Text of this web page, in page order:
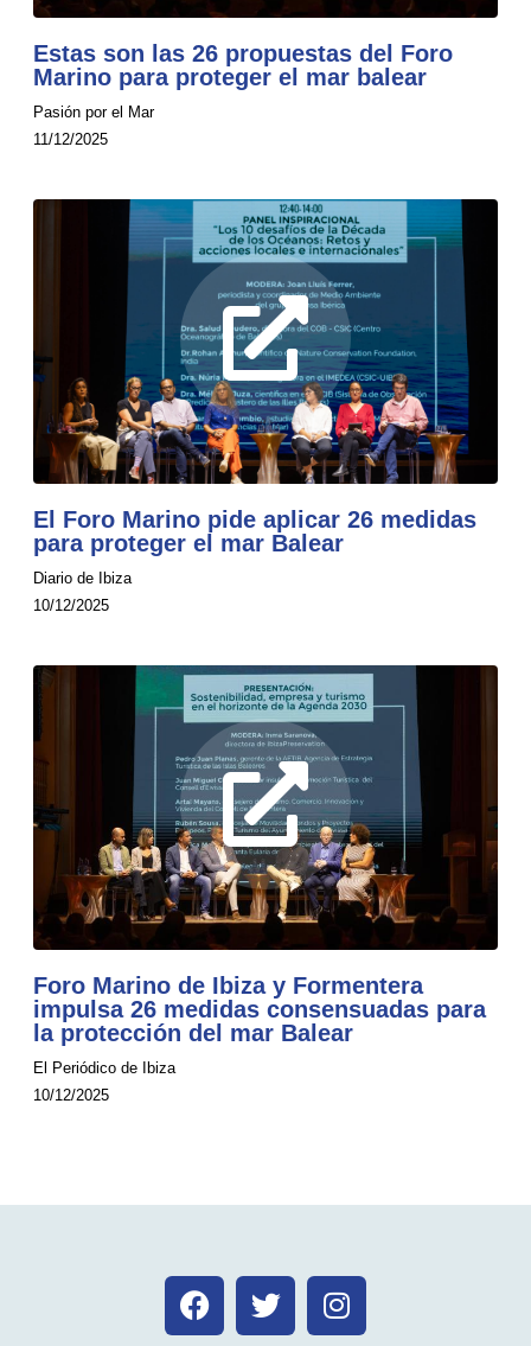
Estas son las 26 propuestas del Foro
Marino para proteger el mar balear
Pasión por el Mar
11/12/2025
El Foro Marino pide aplicar 26 medidas
para proteger el mar Balear
Diario de Ibiza
10/12/2025
Foro Marino de Ibiza y Formentera
impulsa 26 medidas consensuadas para
la protección del mar Balear
El Periódico de Ibiza
10/12/2025